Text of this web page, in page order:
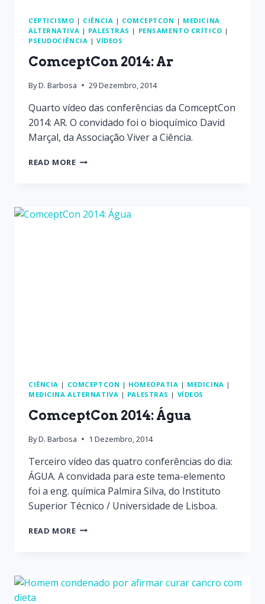
CEPTICISMO | CIÊNCIA | COMCEPTCON | MEDICINA
ALTERNATIVA | PALESTRAS | PENSAMENTO CRÍTICO |
PSEUDOCIÊNCIA | VÍDEOS
ComceptCon 2014: Ar
ByD. Barbosa 29 Dezembro, 2014
Quarto vídeo das conferências da ComceptCon
2014: AR. O convidado foi o bioquímico David
Marçal, da Associação Viver a Ciência.
READ MORE
CIÊNCIA | COMCEPTCON | HOMEOPATIA | MEDICINA |
MEDICINA ALTERNATIVA | PALESTRAS | VÍDEOS
ComceptCon 2014: Água
ByD. Barbosa 1 Dezembro, 2014
Terceiro vídeo das quatro conferências do dia:
ÁGUA. A convidada para este tema-elemento
foi a eng. química Palmira Silva, do Instituto
Superior Técnico / Universidade de Lisboa.
READ MORE